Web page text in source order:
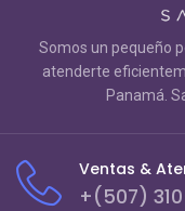
Somos un pequeño
atenderte
Panamá.
Ventas &
+(507)